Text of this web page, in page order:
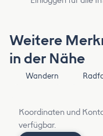
Weitere
in der Nähe
Wandern
Koordinaten und
verfügbar.